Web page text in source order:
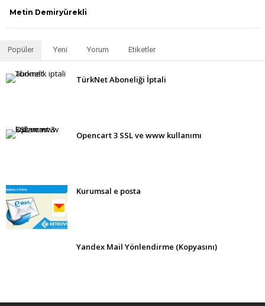
Metin Demiryürekli
Popüler Yeni Yorum Etiketler
TürkNet Aboneliği İptali
Opencart 3 SSL ve www kullanımı
Kurumsal e posta
Yandex Mail Yönlendirme (Kopyasını)